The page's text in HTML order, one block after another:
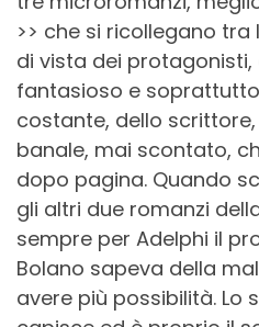
>> che si ricollegano
di vista dei protagonisti,
fantasioso e soprattutto
costante, dello
banale, mai scontato,
dopo pagina. Quando
gli altri due romanzi
sempre per Adelphi il
Bolano sapeva della
avere più possibilità. Lo